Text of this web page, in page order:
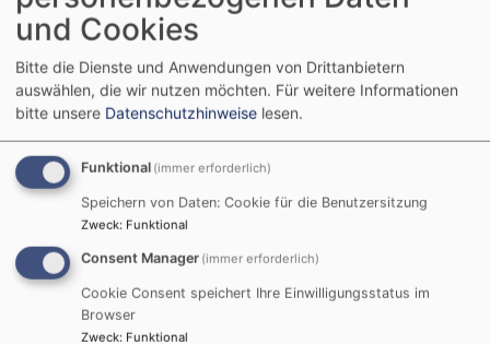
Forchheim-Evangelisch
(Kirchengemeinden St. Johannis und
Christuskirche)
und Cookies
Bitte die Dienste und Anwendungen von Drittanbietern
auswählen, die wir nutzen möchten. Für weitere Informationen
bitte unsere Datenschutzhinweise lesen.
Funktional (immer erforderlich)
Speichern von Daten: Cookie für die Benutzersitzung
Zweck: Funktional
Consent Manager (immer erforderlich)
Cookie Consent speichert Ihre Einwilligungsstatus im
Browser
Zweck: Funktional